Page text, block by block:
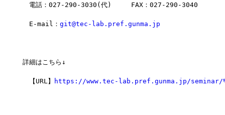
電話：027-290-3030(代)　　　FAX：027-290-3040
E-mail： git@tec-lab.pref.gunma.jp
詳細はこちら↓
【URL】 https://www.tec-lab.pref.gunma.jp/seminar/